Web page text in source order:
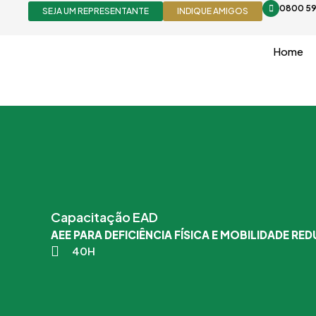
SEJA UM REPRESENTANTE INDIQUE AMIGOS 0800
Home
Capacitação EAD
AEE PARA DEFICIÊNCIA FÍSICA E MOBILIDADE
40H